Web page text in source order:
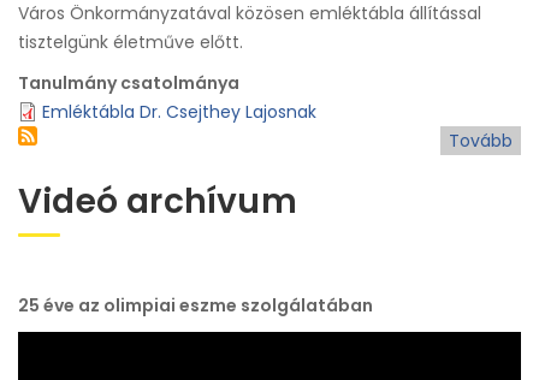
Város Önkormányzatával közösen emléktábla állítással
tisztelgünk életműve előtt.
Tanulmány csatolmánya
Emléktábla Dr. Csejthey Lajosnak
Tovább
Videó archívum
25 éve az olimpiai eszme szolgálatában